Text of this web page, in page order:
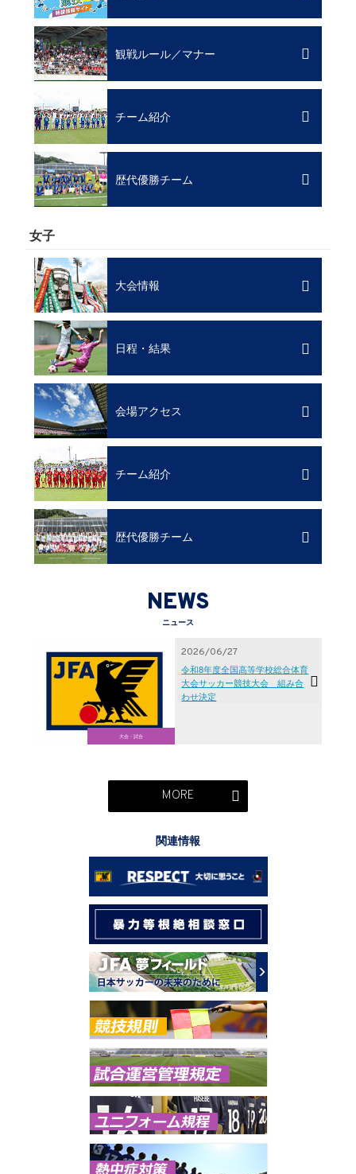
観戦ルール／マナー
チーム紹介
歴代優勝チーム
女子
大会情報
日程・結果
会場アクセス
チーム紹介
歴代優勝チーム
NEWS
ニュース
大会・試合
2026/06/27
令和8年度全国高等学校総合体育
大会サッカー競技大会 組み合
わせ決定
MORE
関連情報